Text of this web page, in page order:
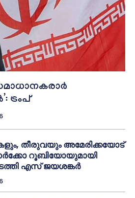
ട്രംപ്
തീരുവയും അമേരിക്കയോട്
റൂബിയോയുമായി
എസ് ജയശങ്കർ